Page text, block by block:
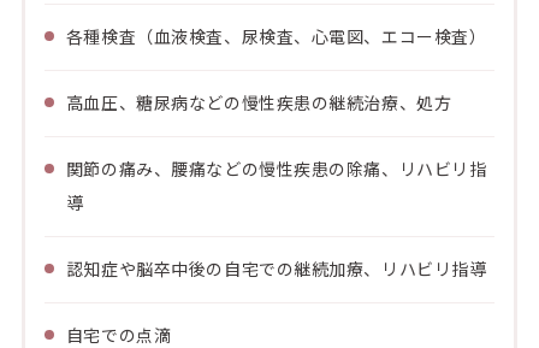
各種検査（血液検査、尿検査、心電図、エコー検査）
高血圧、糖尿病などの慢性疾患の継続治療、処方
関節の痛み、腰痛などの慢性疾患の除痛、リハビリ指
導
認知症や脳卒中後の自宅での継続加療、リハビリ指導
自宅での点滴